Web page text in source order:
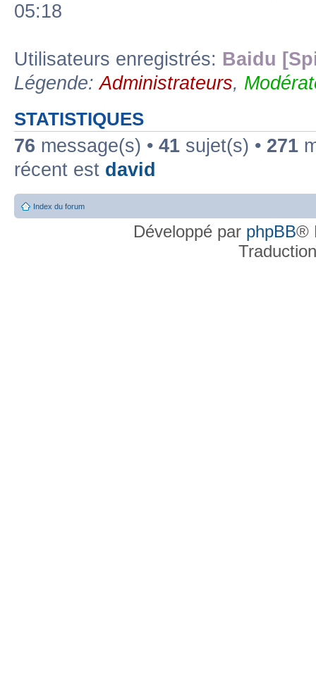
05:18
Utilisateurs enregistrés: Baidu
Légende:Administrateurs,
STATISTIQUES
76 message(s) • 41 sujet(s) • 271
récent est david
Index du forum
Développé par phpBB®